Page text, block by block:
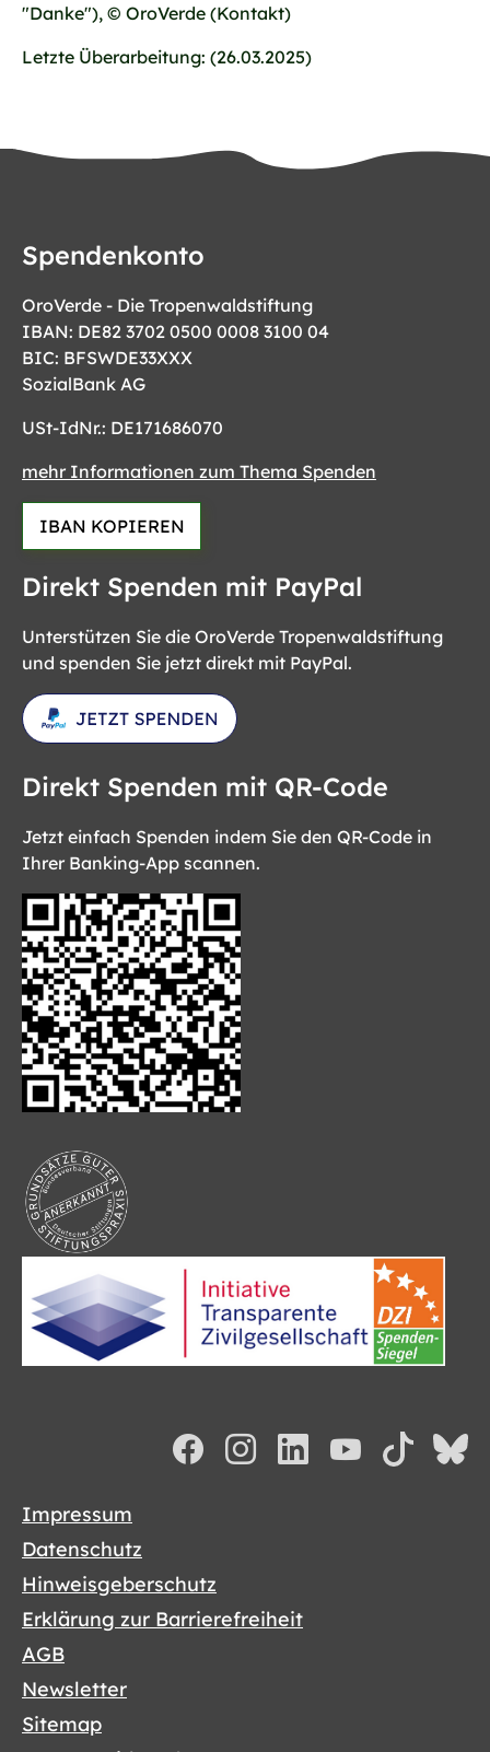
"Danke"), © OroVerde (Kontakt)
Letzte Überarbeitung: (26.03.2025)
Spendenkonto
OroVerde - Die Tropenwaldstiftung
IBAN: DE82 3702 0500 0008 3100 04
BIC: BFSWDE33XXX
SozialBank AG
USt-IdNr.: DE171686070
mehr Informationen zum Thema Spenden
IBAN KOPIEREN
Direkt Spenden mit PayPal
Unterstützen Sie die OroVerde Tropenwaldstiftung
und spenden Sie jetzt direkt mit PayPal.
Direkt Spenden mit QR-Code
Jetzt einfach Spenden indem Sie den QR-Code in
Ihrer Banking-App scannen.
Impressum
Datenschutz
Hinweisgeberschutz
Erklärung zur Barrierefreiheit
AGB
Newsletter
Sitemap